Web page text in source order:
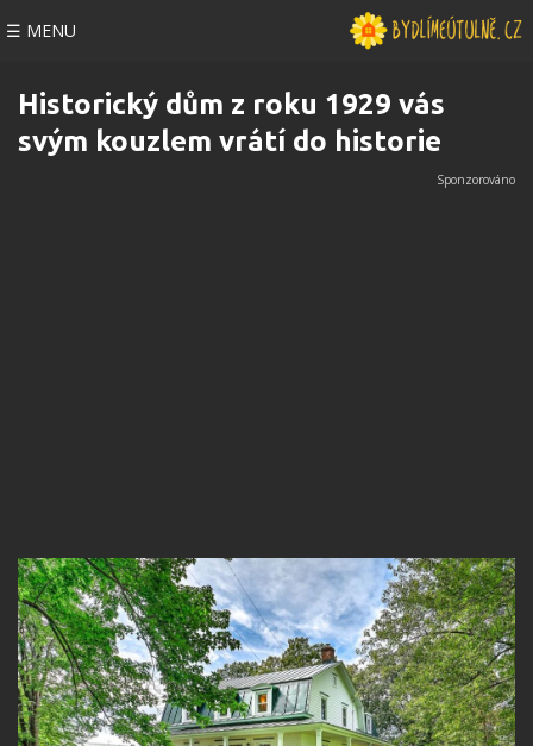
☰ MENU
Historický dům z roku 1929 vás
svým kouzlem vrátí do historie